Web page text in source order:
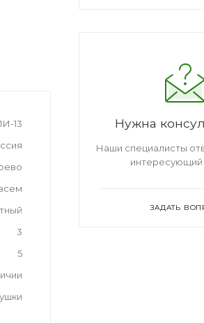
13
3
5
Нужна
Наши специалисты
интересующий
ЗАДАТЬ